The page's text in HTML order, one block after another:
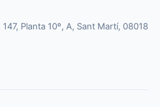
Planta 10º, A, Sant Martí, 08018